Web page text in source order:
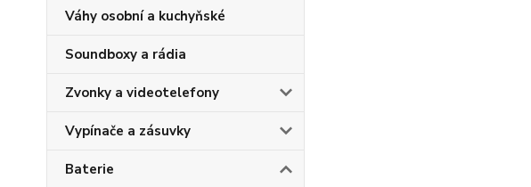
Váhy osobní a kuchyňské
Soundboxy a rádia
Zvonky a videotelefony
Vypínače a zásuvky
Baterie